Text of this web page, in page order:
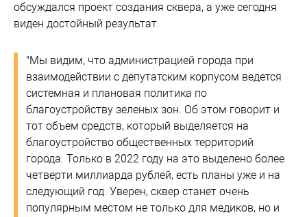
обсуждался проект создания сквера, а уже сегодня
виден достойный результат.
"Мы видим, что администрацией города при
взаимодействии с депутатским корпусом ведется
системная и плановая политика по
благоустройству зеленых зон. Об этом говорит и
тот объем средств, который выделяется на
благоустройство общественных территорий
города. Только в 2022 году на это выделено более
четверти миллиарда рублей, есть планы уже и на
следующий год. Уверен, сквер станет очень
популярным местом не только для медиков, но и